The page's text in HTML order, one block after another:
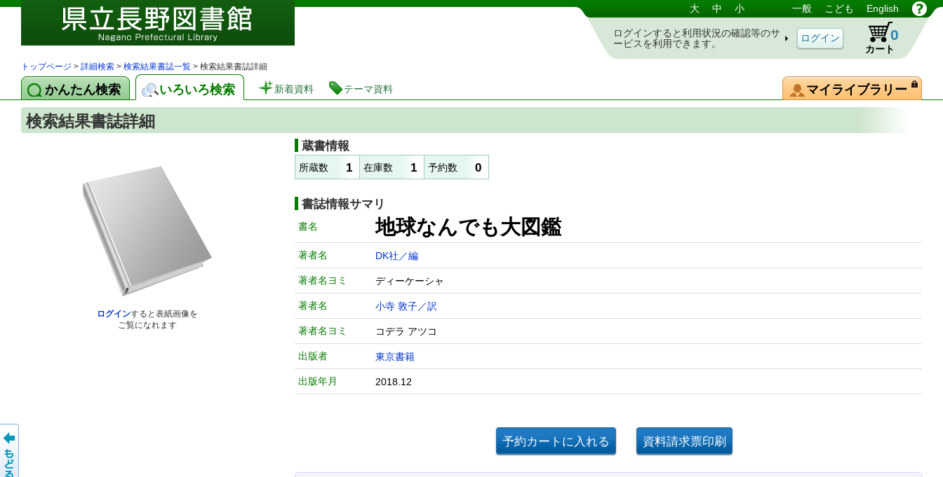
図書館 蔵書検索・予約システム 大 中 小 一般 こども English
ログインすると利用状況の確認等のサ
ービスを利用できます。
カート
0
トップページ > 詳細検索 > 検索結果書誌一覧 > 検索結果書誌詳細
かんたん検索 いろいろ検索 新着資料 テーマ資料 マイライブラリー
検索結果書誌詳細
ログインすると表紙画像を
ご覧になれます
蔵書情報
所蔵数 1 在庫数 1 予約数 0
書誌情報サマリ
書名 地球なんでも大図鑑
著者名 DK社／編
著者名ヨミ ディーケーシャ
著者名 小寺 敦子／訳
著者名ヨミ コデラ アツコ
出版者 東京書籍
出版年月 2018.12